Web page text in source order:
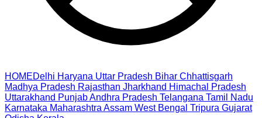
HOMEDelhi Haryana Uttar Pradesh Bihar Chhattisgarh
Madhya Pradesh Rajasthan Jharkhand Himachal Pradesh
Uttarakhand PunjabAndhra Pradesh Telangana Tamil Nadu
Karnataka Maharashtra Assam West Bengal Tripura Gujarat